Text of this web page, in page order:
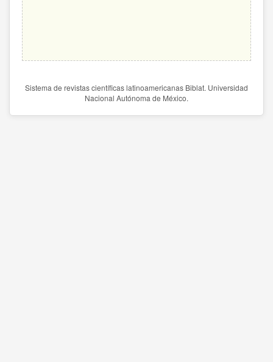
Sistema de revistas científicas latinoamericanas Biblat. Universidad
Nacional Autónoma de México.